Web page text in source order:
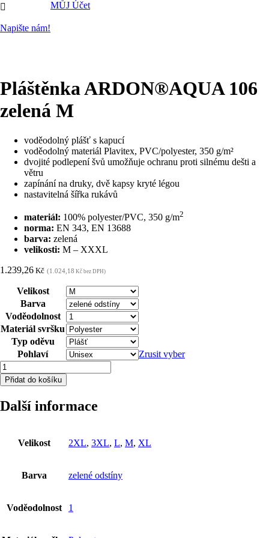

Napište nám!
MŮJ Účet
Pláštěnka ARDON®AQUA 106
zelená M
voděodolný plášť s kapucí
voděodolný materiál Plavitex, PVC/polyester, 350 g/m²
dvojité podlepení švů umožňuje ochranu proti silnému dešti a
větru
zapínání na druky, dvě kapsy kryté légou
nastavitelná šířka rukávů
materiál: 100% polyester/PVC, 350 g/m2
norma: EN 343, EN 13688
barva: zelená
velikosti: M – XXXL
1.239,26 Kč (1.024,18 Kč bez DPH)
Velikost
Barva
Voděodolnost
Materiál svršku
Typ oděvu
Pohlaví
Zrusit vyber
Pláštěnka
ARDON®AQUA
106
M
Přidat do košíku
Další informace
Velikost 2XL, 3XL, L, M, XL
Barva zelené odstíny
Voděodolnost 1